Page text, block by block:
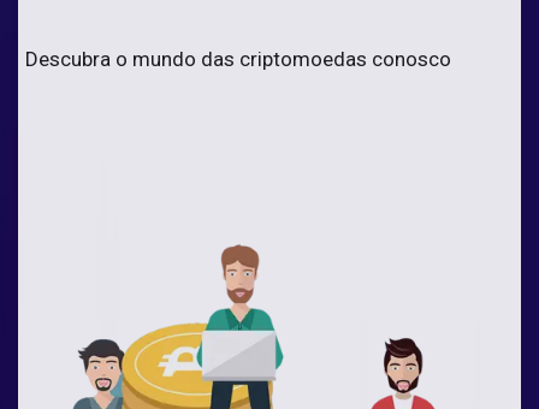
Descubra o mundo das criptomoedas conosco